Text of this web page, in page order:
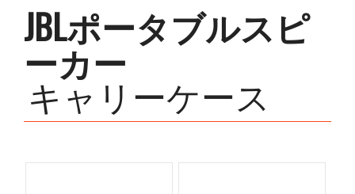
JBLポータブルスピ
ーカー
キャリーケース